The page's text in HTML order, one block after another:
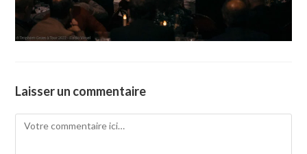
Laisser un commentaire